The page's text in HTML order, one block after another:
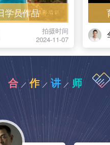
学员作品
拍摄时间
2024-11-07
合 ／ 作 ／ 讲 ／ 师